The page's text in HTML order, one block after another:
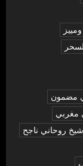
مضمون
مغربي
شيخ روحاني ناجح